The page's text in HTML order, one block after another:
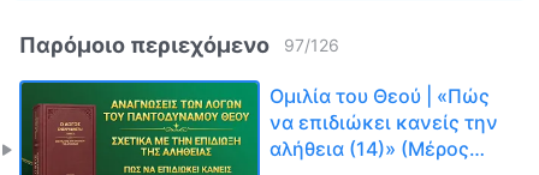
Παρόμοιο περιεχόμενο 97/126
Ομιλία του Θεού | «Πώς
να επιδιώκει κανείς την
αλήθεια (14)» (Μέρος